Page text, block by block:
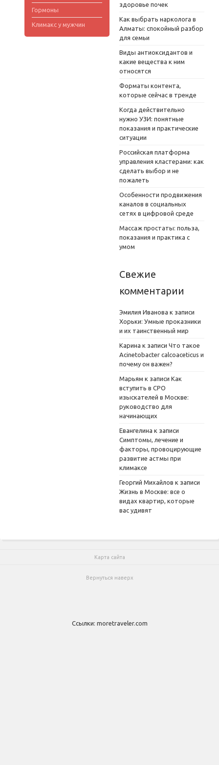
Гормоны
Климакс у мужчин
здоровье почек
Как выбрать нарколога в
Алматы: спокойный разбор
для семьи
Виды антиоксидантов и
какие вещества к ним
относятся
Форматы контента,
которые сейчас в тренде
Когда действительно
нужно УЗИ: понятные
показания и практические
ситуации
Российская платформа
управления кластерами: как
сделать выбор и не
пожалеть
Особенности продвижения
каналов в социальных
сетях в цифровой среде
Массаж простаты: польза,
показания и практика с
умом
Свежие
комментарии
Эмилия Иванова к записи
Хорьки: Умные проказники
и их таинственный мир
Карина к записи Что такое
Acinetobacter calcoaceticus и
почему он важен?
Марьям к записи Как
вступить в СРО
изыскателей в Москве:
руководство для
начинающих
Евангелина к записи
Симптомы, лечение и
факторы, провоцирующие
развитие астмы при
климаксе
Георгий Михайлов к записи
Жизнь в Москве: все о
видах квартир, которые
вас удивят
Карта сайта
Вернуться наверх
Ссылки: moretraveler.com